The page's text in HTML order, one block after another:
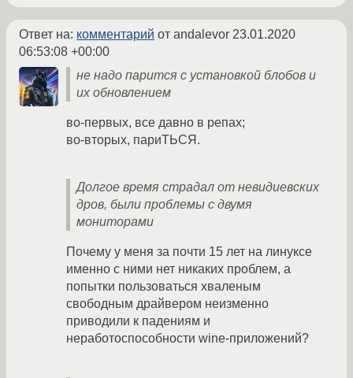
Ответ на: комментарий от andalevor 23.01.2020
06:53:08 +00:00
не надо парится с установкой блобов и
их обновлением
во-первых, все давно в репах;
во-вторых, париТЬСЯ.
Долгое время страдал от невидиевских
дров, были проблемы с двумя
мониторами
Почему у меня за почти 15 лет на линуксе
именно с ними нет никаких проблем, а
попытки пользоваться хваленым
свободным драйвером неизменно
приводили к падениям и
неработоспособности wine-приложений?